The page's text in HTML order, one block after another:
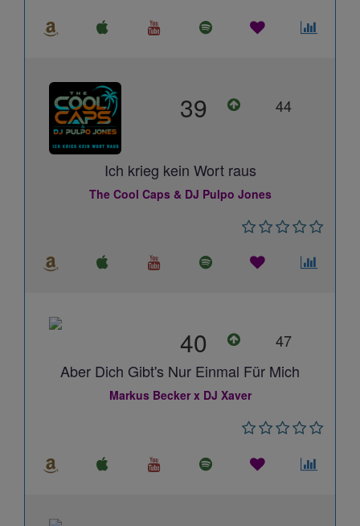
39 44
Ich krieg kein Wort raus
The Cool Caps & DJ Pulpo Jones
40
47
Aber Dich Gibt's Nur Einmal Für Mich
Markus Becker x DJ Xaver